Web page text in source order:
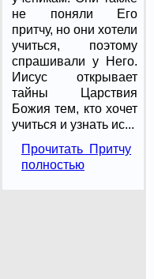
не поняли Его
притчу, но они хотели
учиться, поэтому
спрашивали у Него.
Иисус открывает
тайны Царствия
Божия тем, кто хочет
учиться и узнать ис...
Прочитать Притчу
полностью